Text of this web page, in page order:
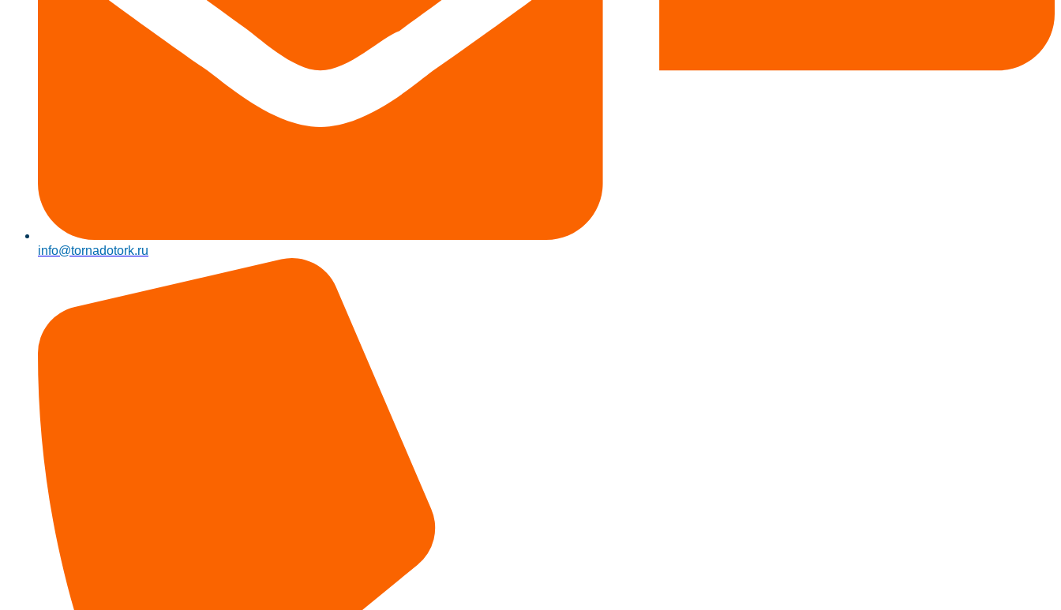
info@tornadotork.ru